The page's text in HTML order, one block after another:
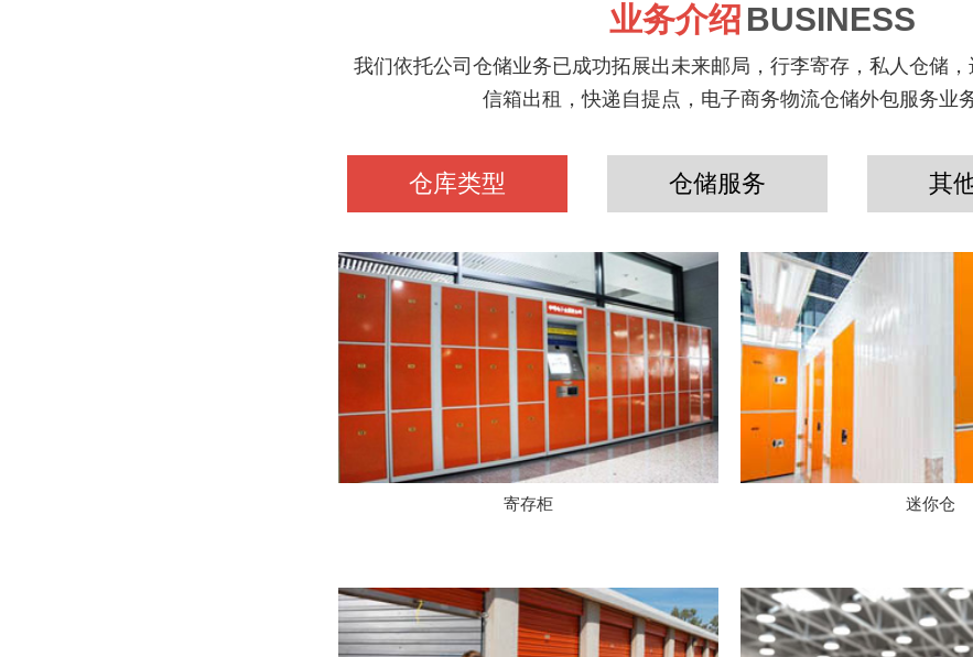
业务介绍 BUSINESS
我们依托公司仓储业务已成功拓展出未来邮局，行李寄存，私人仓储，
信箱出租，快递自提点，电子商务物流仓储外包服务业务
仓库类型 仓储服务 其
寄存柜 迷你仓